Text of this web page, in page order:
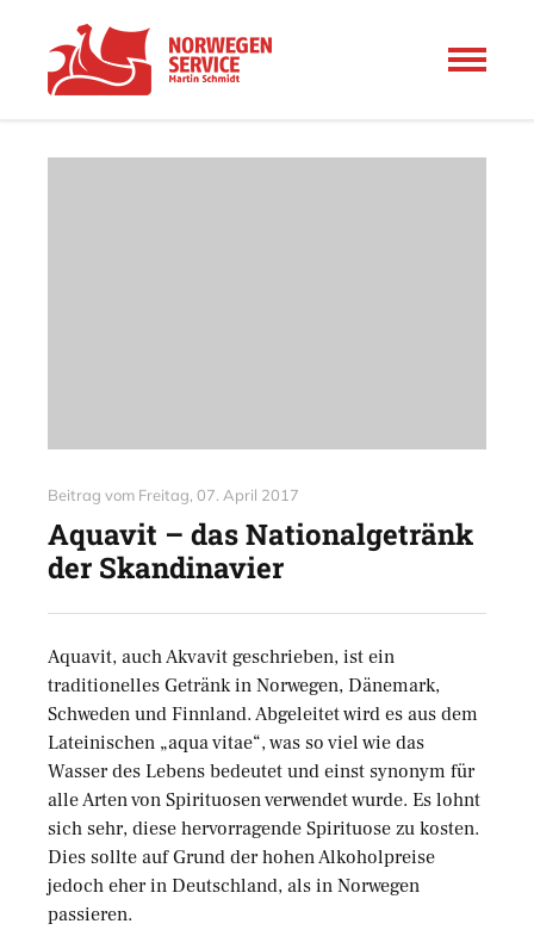
Beitrag vom Freitag, 07. April 2017
Aquavit – das Nationalgetränk
der Skandinavier
Aquavit, auch Akvavit geschrieben, ist ein
traditionelles Getränk in Norwegen, Dänemark,
Schweden und Finnland. Abgeleitet wird es aus dem
Lateinischen „aqua vitae“, was so viel wie das
Wasser des Lebens bedeutet und einst synonym für
alle Arten von Spirituosen verwendet wurde. Es lohnt
sich sehr, diese hervorragende Spirituose zu kosten.
Dies sollte auf Grund der hohen Alkoholpreise
jedoch eher in Deutschland, als in Norwegen
passieren.